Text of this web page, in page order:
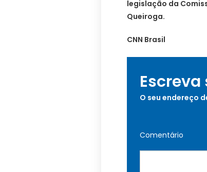
legislação da
Queiroga.
CNN Brasil
O seu endereço
Comentário